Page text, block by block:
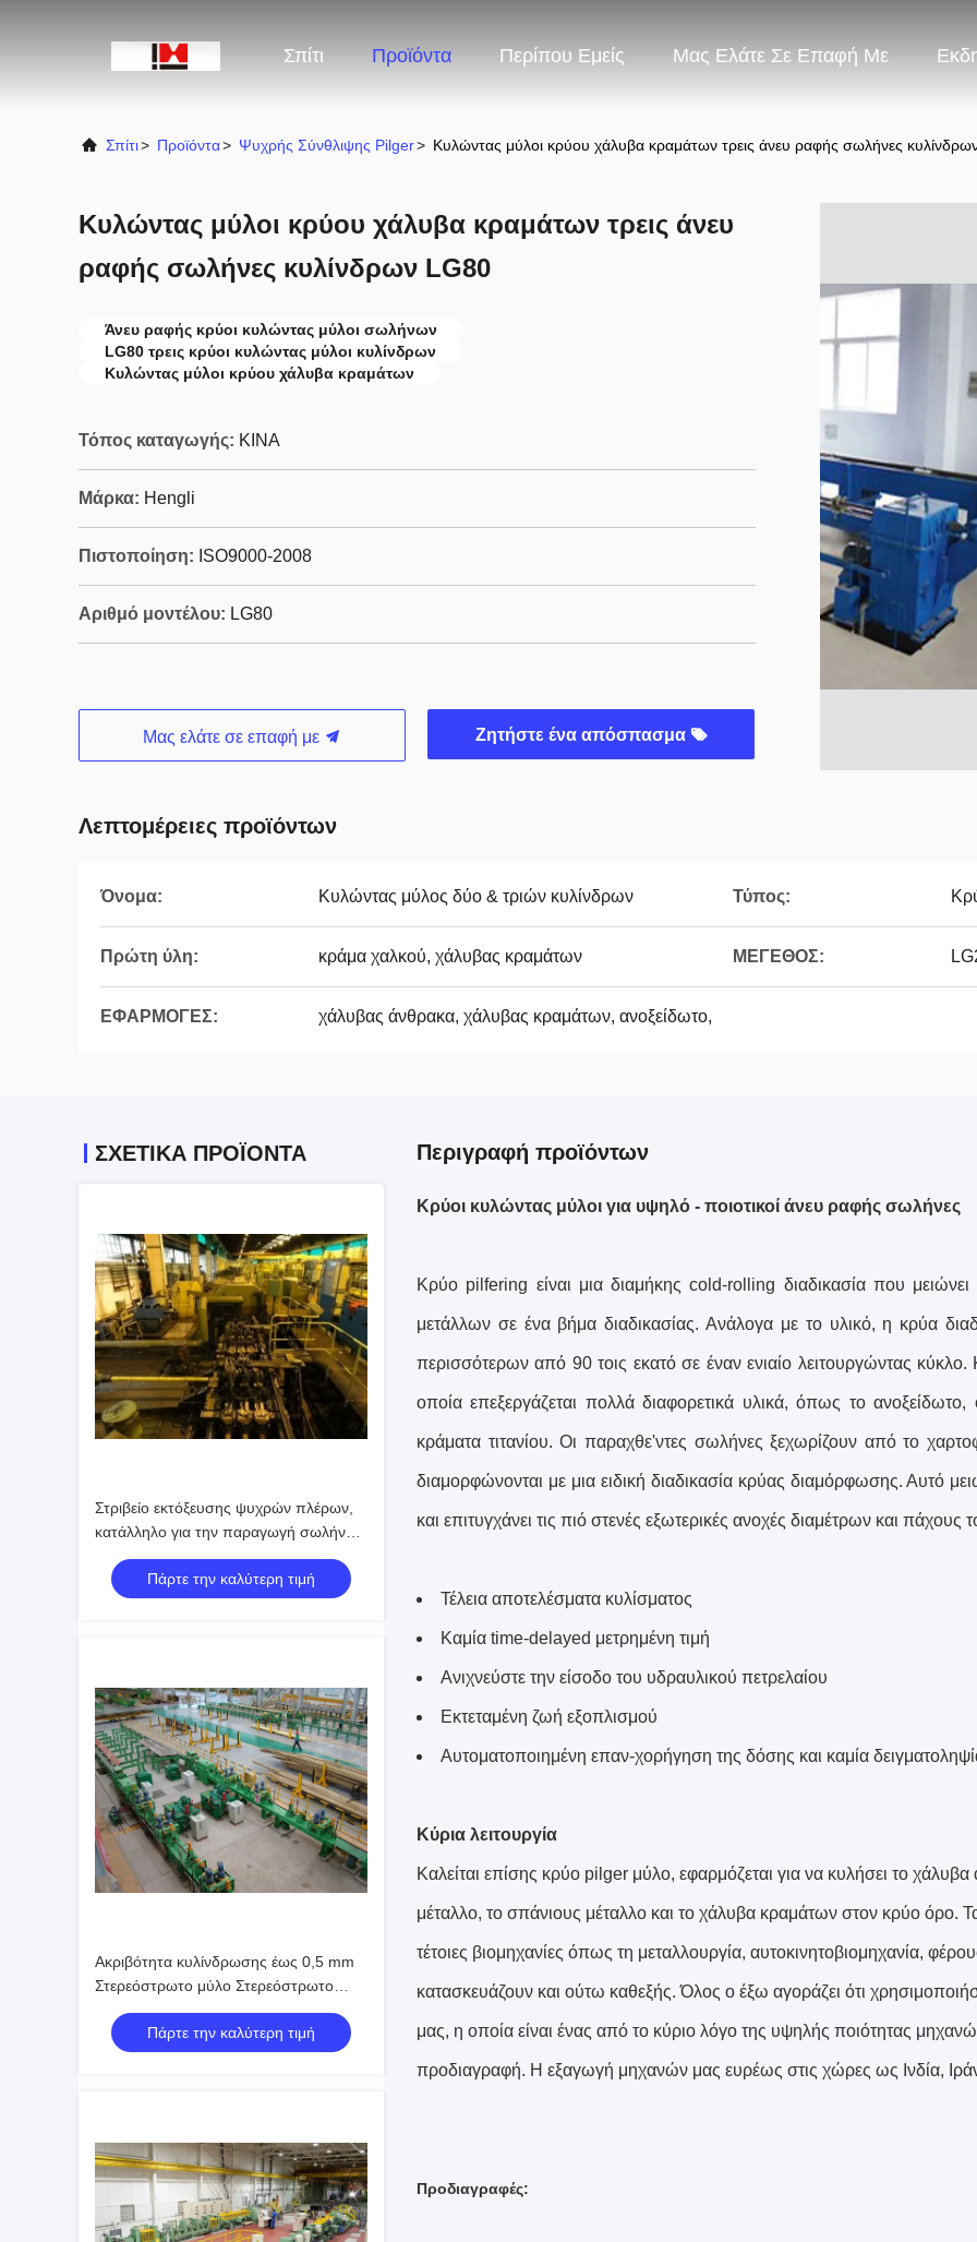
Σπίτι Προϊόντα Περίπου Εμείς Μας Ελάτε Σε Επαφή Με
Σπίτι> Προϊόντα> Ψυχρής Σύνθλιψης Pilger> Κυλώντας μύλοι κρύου χάλυβα κραμάτων τρεις άνευ ραφής σωλήνες
Κυλώντας μύλοι κρύου χάλυβα κραμάτων τρεις άνευ
ραφής σωλήνες κυλίνδρων LG80
Άνευ ραφής κρύοι κυλώντας μύλοι σωλήνων
LG80 τρεις κρύοι κυλώντας μύλοι κυλίνδρων
Κυλώντας μύλοι κρύου χάλυβα κραμάτων
Τόπος καταγωγής: ΚΙΝΑ
Μάρκα: Hengli
Πιστοποίηση: ISO9000-2008
Αριθμό μοντέλου: LG80
Μας ελάτε σε επαφή με Ζητήστε ένα απόσπασμα
Λεπτομέρειες προϊόντων
Όνομα: Κυλώντας μύλος δύο & τριών κυλίνδρων Τύπος:
Πρώτη ύλη: κράμα χαλκού, χάλυβας κραμάτων ΜΕΓΕΘΟΣ:
ΕΦΑΡΜΟΓΕΣ: χάλυβας άνθρακα, χάλυβας κραμάτων, ανοξείδωτο,
ΣΧΕΤΙΚΆ ΠΡΟΪΌΝΤΑ
Στριβείο εκτόξευσης ψυχρών πλέρων,
κατάλληλο για την παραγωγή σωλήνων
υψηλής αντοχής και πολύπλοκων
μεταλλικών σχημάτων
Πάρτε την καλύτερη τιμή
Ακριβότητα κυλίνδρωσης έως 0,5 mm
Στερεόστρωτο μύλο Στερεόστρωτο
κυλίνδρωμα Μεγέθους εύρος
Σιδηροτροφικό πάχος 0,5-12 mm
Εξοπλισμός κυλίνδρωσης σωλήνων
Πάρτε την καλύτερη τιμή
Περιγραφή προϊόντων
Κρύοι κυλώντας μύλοι για υψηλό - ποιοτικοί άνευ ραφής σωλήνες
Κρύο pilfering είναι μια διαμήκης cold-rolling διαδικασία που
μετάλλων σε ένα βήμα διαδικασίας. Ανάλογα με το υλικό, η κρύα
περισσότερων από 90 τοις εκατό σε έναν ενιαίο λειτουργώντας κύκλο.
οποία επεξεργάζεται πολλά διαφορετικά υλικά, όπως το
κράματα τιτανίου. Οι παραχθε'ντες σωλήνες ξεχωρίζουν από το
διαμορφώνονται με μια ειδική διαδικασία κρύας διαμόρφωσης. Αυτό
και επιτυγχάνει τις πιό στενές εξωτερικές ανοχές διαμέτρων και πάχους
Τέλεια αποτελέσματα κυλίσματος
Καμία time-delayed μετρημένη τιμή
Ανιχνεύστε την είσοδο του υδραυλικού πετρελαίου
Εκτεταμένη ζωή εξοπλισμού
Αυτοματοποιημένη επαν-χορήγηση της δόσης και καμία
Κύρια λειτουργία
Καλείται επίσης κρύο pilger μύλο, εφαρμόζεται για να κυλήσει το
μέταλλο, το σπάνιους μέταλλο και το χάλυβα κραμάτων στον κρύο όρο.
τέτοιες βιομηχανίες όπως τη μεταλλουργία, αυτοκινητοβιομηχανία,
κατασκευάζουν και ούτω καθεξής. Όλος ο έξω αγοράζει ότι
μας, η οποία είναι ένας από το κύριο λόγο της υψηλής ποιότητας
προδιαγραφή. Η εξαγωγή μηχανών μας ευρέως στις χώρες ως Ινδία,
Προδιαγραφές: